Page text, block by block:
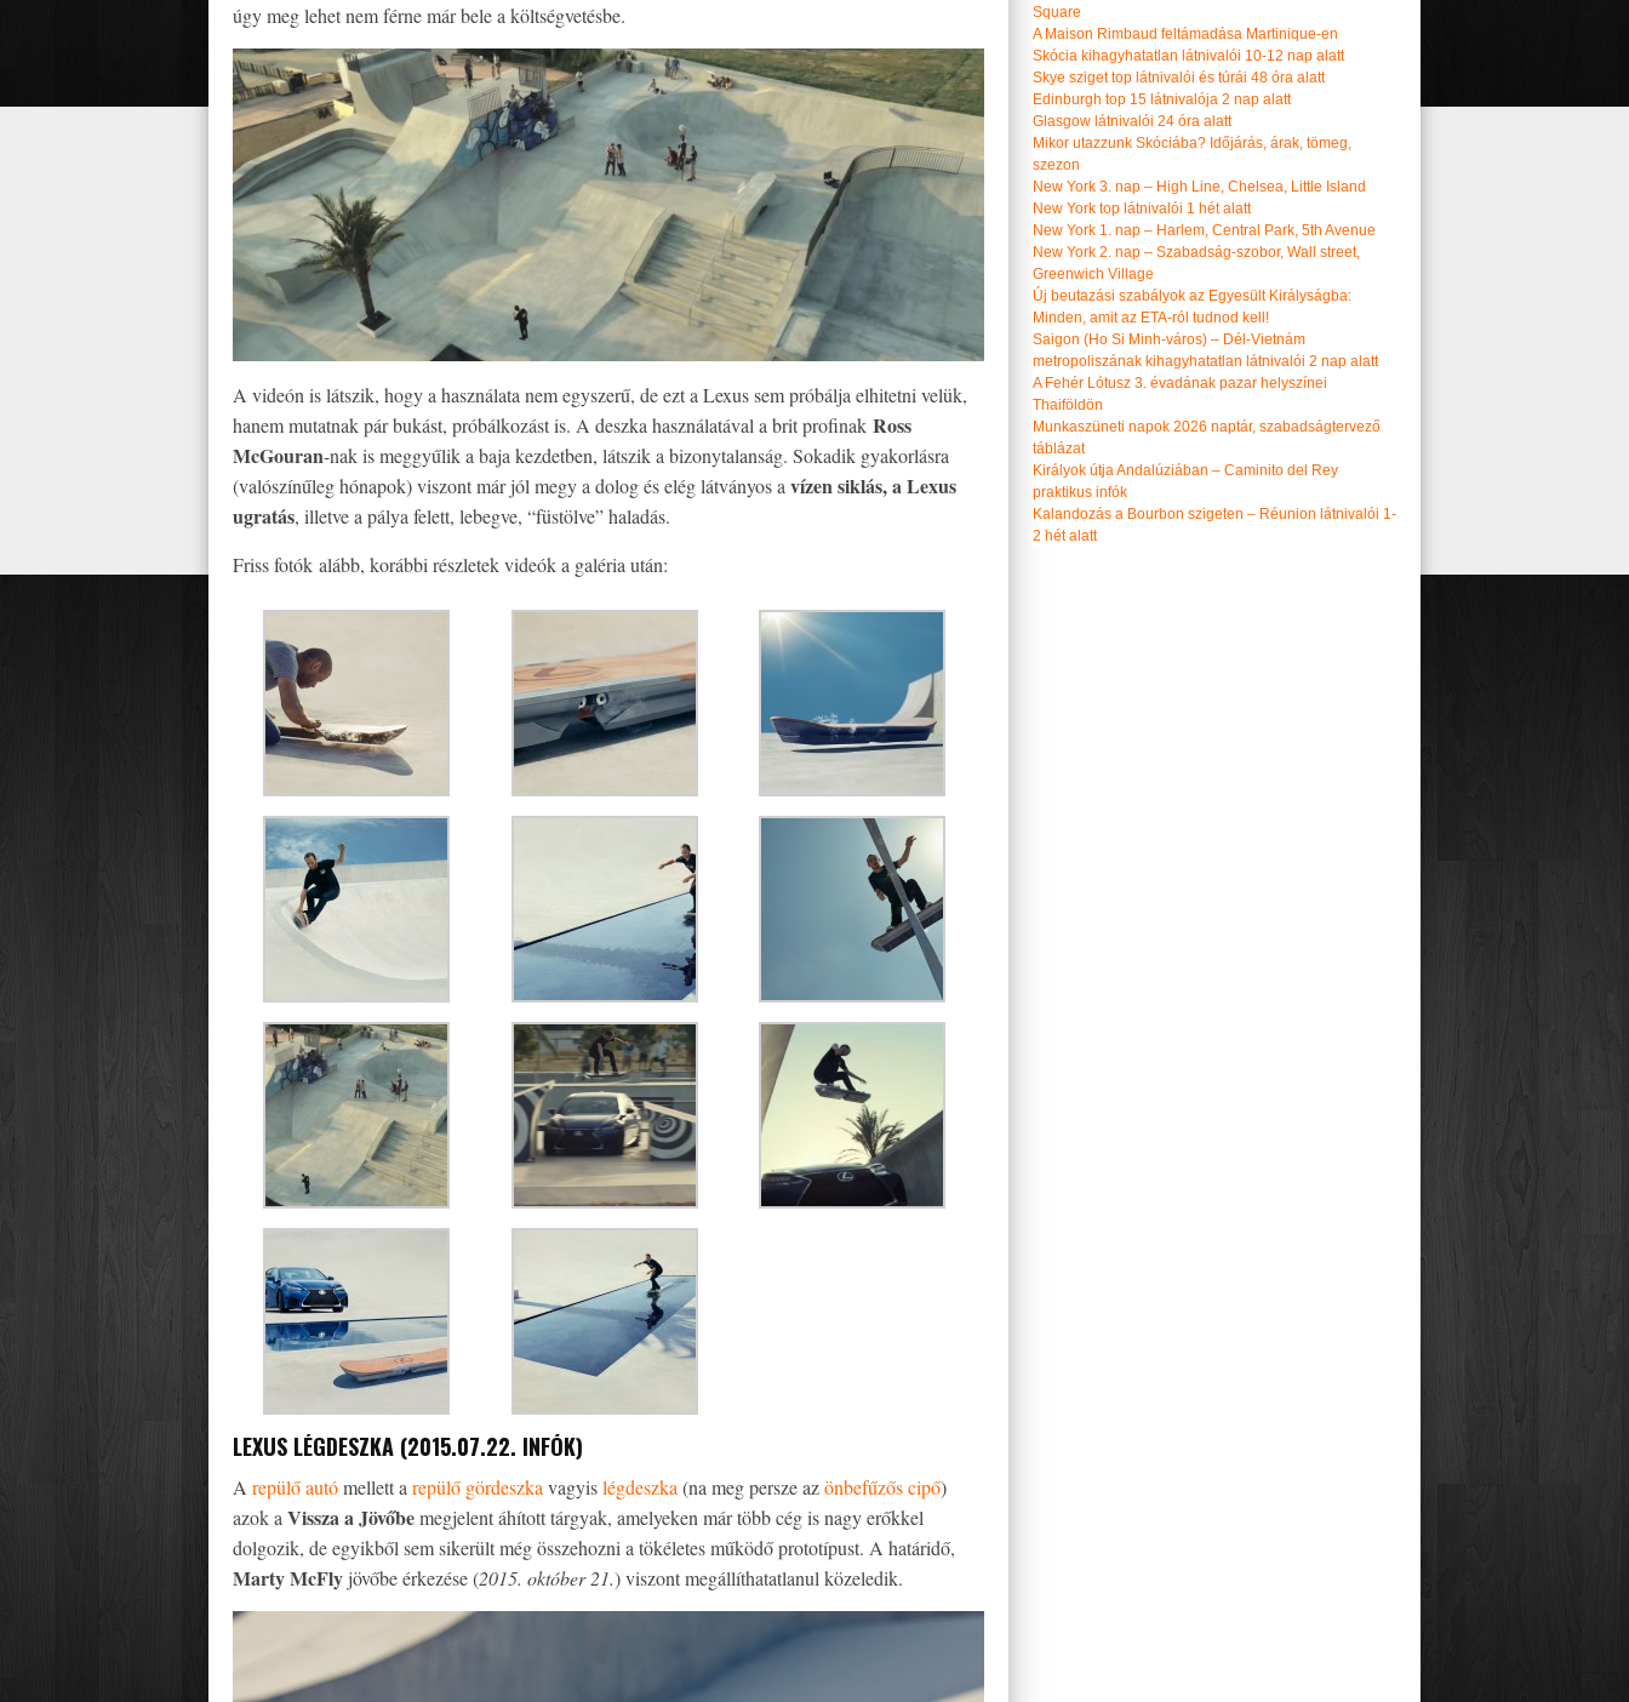
úgy meg lehet nem férne már bele a költségvetésbe.
A videón is látszik, hogy a használata nem egyszerű, de ezt a Lexus sem próbálja elhitetni velük,
hanem mutatnak pár bukást, próbálkozást is. A deszka használatával a brit profinak Ross
McGouran-nak is meggyűlik a baja kezdetben, látszik a bizonytalanság. Sokadik gyakorlásra
(valószínűleg hónapok) viszont már jól megy a dolog és elég látványos a vízen siklás, a Lexus
ugratás, illetve a pálya felett, lebegve, “füstölve” haladás.
Friss fotók alább, korábbi részletek videók a galéria után:
LEXUS LÉGDESZKA (2015.07.22. INFÓK)
A repülő autómellett a repülő gördeszka vagyislégdeszka (na meg persze azönbefűzős cipő)
azok a Vissza a Jövőbemegjelent áhított tárgyak, amelyeken már több cég is nagy erőkkel
dolgozik, de egyikből sem sikerült még összehozni a tökéletes működő prototípust. A határidő,
Marty McFly jövőbe érkezése (2015. október 21.) viszont megállíthatatlanul közeledik.
Square
A Maison Rimbaud feltámadása Martinique-en
Skócia kihagyhatatlan látnivalói 10-12 nap alatt
Skye sziget top látnivalói és túrái 48 óra alatt
Edinburgh top 15 látnivalója 2 nap alatt
Glasgow látnivalói 24 óra alatt
Mikor utazzunk Skóciába? Időjárás, árak, tömeg,
szezon
New York 3. nap – High Line, Chelsea, Little Island
New York top látnivalói 1 hét alatt
New York 1. nap – Harlem, Central Park, 5th Avenue
New York 2. nap – Szabadság-szobor, Wall street,
Greenwich Village
Új beutazási szabályok az Egyesült Királyságba:
Minden, amit az ETA-ról tudnod kell!
Saigon (Ho Si Minh-város) – Dél-Vietnám
metropoliszának kihagyhatatlan látnivalói 2 nap alatt
A Fehér Lótusz 3. évadának pazar helyszínei
Thaiföldön
Munkaszüneti napok 2026 naptár, szabadságtervező
táblázat
Királyok útja Andalúziában – Caminito del Rey
praktikus infók
Kalandozás a Bourbon szigeten – Réunion látnivalói 1-
2 hét alatt